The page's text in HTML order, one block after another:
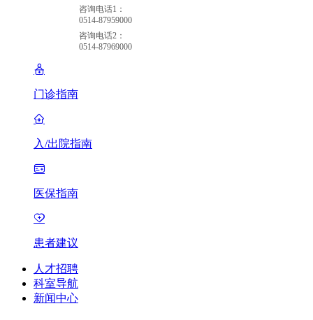
咨询电话1：
0514-87959000
咨询电话2：
0514-87969000
门诊指南
入/出院指南
医保指南
患者建议
人才招聘
科室导航
新闻中心